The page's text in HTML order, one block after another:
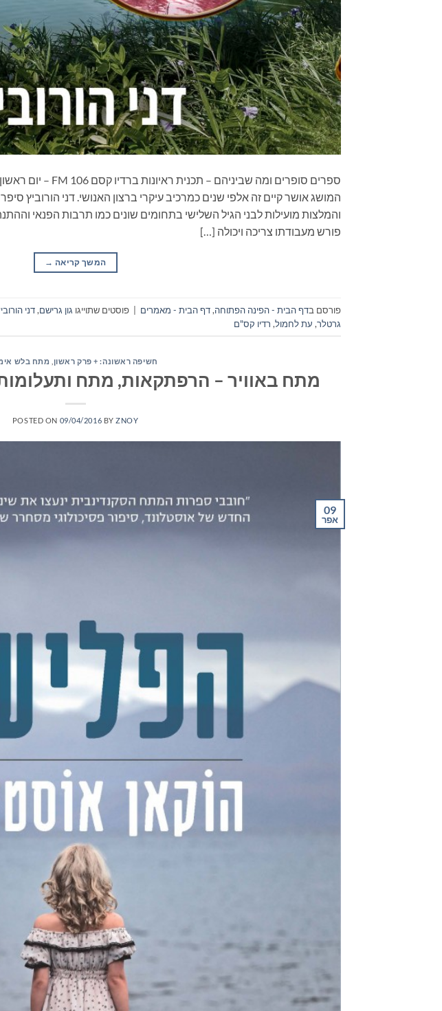
המושג אושר קיים זה אלפי שנים כמרכיב עיקרי ברצון האנושי. דני הורוביץ
והמלצות מועילות לבני הגיל השלישי בתחומים שונים כמו תרבות הפנאי
פורש מעבודתו צריכה ויכולה […]
המשך קריאה →
פורסם בדף הבית - הפינה הפתוחה,דף הבית - מאמרים | פוסטים שתוייגו גון גרישם,דני
גרטלר, עת לחמול, רדיו קס"ם
חשיפה ראשונה: + פרק ראשון מתח בלש
מתח באוויר – הרפתקאות, מתח ותעלומות:
POSTED ON 09/04/2016 BYZNOY
09
אפר